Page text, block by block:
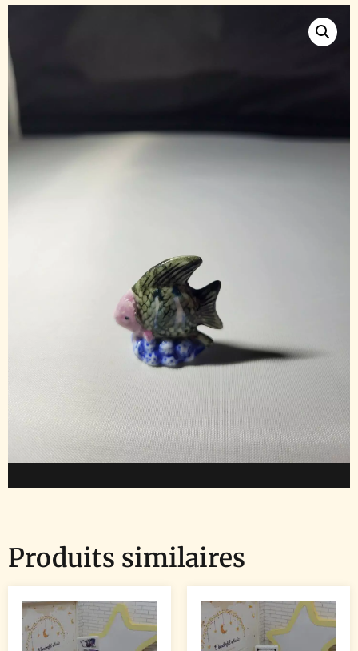
Produits similaires